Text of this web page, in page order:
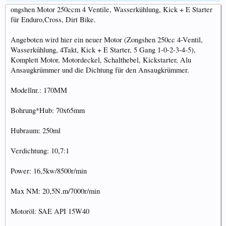
ongshen Motor 250ccm 4 Ventile, Wasserkühlung, Kick + E Starter
für Enduro,Cross, Dirt Bike.
Angeboten wird hier ein neuer Motor (Zongshen 250cc 4-Ventil,
Wasserkühlung, 4Takt, Kick + E Starter, 5 Gang 1-0-2-3-4-5),
Komplett Motor, Motordeckel, Schalthebel, Kickstarter, Alu
Ansaugkrümmer und die Dichtung für den Ansaugkrümmer.
Modellnr.: 170MM
Bohrung*Hub: 70x65mm
Hubraum: 250ml
Verdichtung: 10,7:1
Power: 16,5kw/8500r/min
Max NM: 20,5N.m/7000r/min
Motoröl: SAE API 15W40